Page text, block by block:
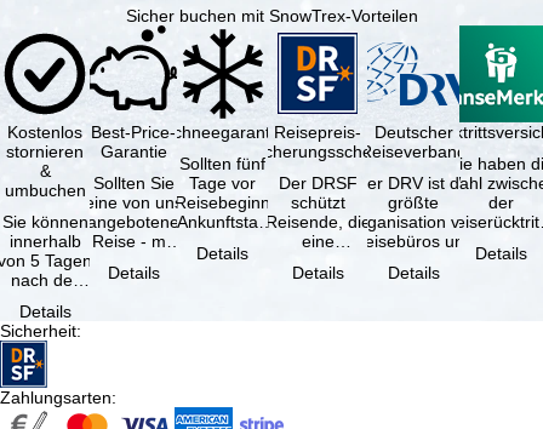
Sicher buchen mit SnowTrex-Vorteilen
Kostenlos
stornieren
&
umbuchen
Sie können
innerhalb
5 Tagen
nach der
kostenfrei
…
Details
Best-Price-
Garantie
Sollten Sie
eine von uns
angebotene
Reise - mit
Verfügbarkeit
Details
Schneegarantie
Sollten fünf
Tage vor
Reisebeginn
(Ankunftstag)
Schneemangel
Details
Reisepreis-
Sicherungsschein
Der DRSF
schützt
Reisende, die
eine
oder
Details
Deutscher
Reiseverband
Der DRV ist die
größte
Organisation von
Reisebüros und
Reiseveranstaltern
in …
Details
Sie haben
Wahl
der
(inklusive
Details
Sicherheit:
Zahlungsarten: